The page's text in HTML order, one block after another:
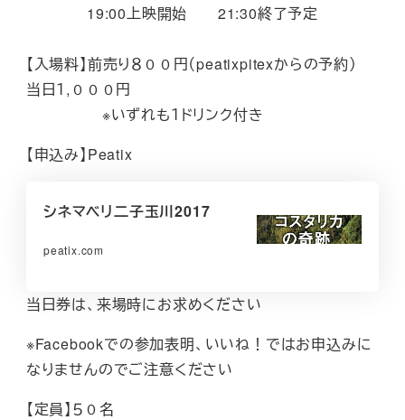
19:00上映開始 21:30終了予定
【入場料】前売り８００円（peatixpitexからの予約）
当日１,０００円
※いずれも１ドリンク付き
【申込み】Peatix
シネマベリ二子玉川2017
peatix.com
当日券は、来場時にお求めください
※Facebookでの参加表明、いいね！ではお申込みに
なりませんのでご注意ください
【定員】５０名